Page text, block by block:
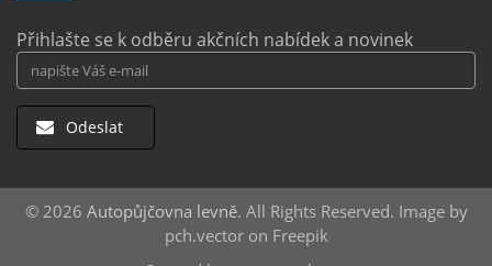
číst :celý článek
Přihlašte se k odběru akčních nabídek a novinek
Odeslat
© 2026 Autopůjčovna levně. All Rights Reserved. Image by
pch.vector on Freepik